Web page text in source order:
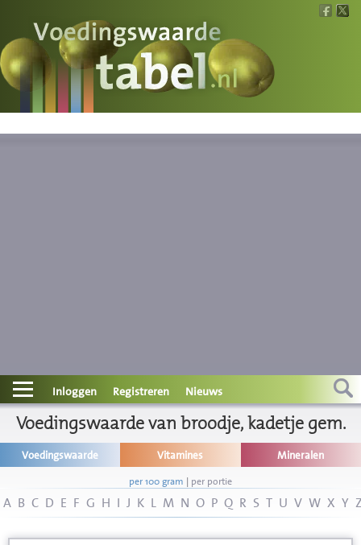
Voedingswaarde
Wat is wat?
Contact
Informatie
Disclaimer
Inloggen Registreren Nieuws
Voedingswaarde van broodje, kadetje gem.
Voedingswaarde Vitamines Mineralen
per 100 gram | per portie
A B C D E F G H I J K L M N O P Q R S T U V W X Y